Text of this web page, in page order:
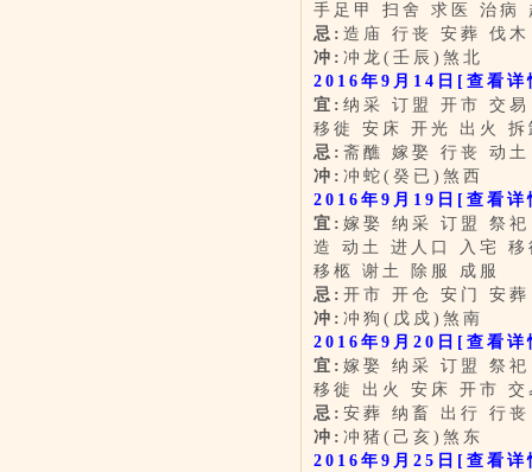
手足甲 扫舍 求医 治病
忌: 造庙 行丧 安葬 伐
冲: 冲龙(壬辰)煞北
2016年9月14日 [查看
宜: 纳采 订盟 开市 交
移徙 安床 开光 出火
忌: 斋醮 嫁娶 行丧 动
冲: 冲蛇(癸已)煞西
2016年9月19日 [查看
宜: 嫁娶 纳采 订盟 祭
造 动土 进人口 入宅
移柩 谢土 除服 成服
忌: 开市 开仓 安门 安葬
冲: 冲狗(戊戍)煞南
2016年9月20日 [查看
宜: 嫁娶 纳采 订盟 祭
移徙 出火 安床 开市
忌: 安葬 纳畜 出行 行
冲: 冲猪(己亥)煞东
2016年9月25日 [查看